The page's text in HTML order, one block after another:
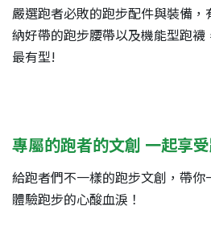
嚴選跑者必敗的跑步配件與裝備
納好帶的跑步腰帶以及機能型跑
最有型!
專屬的跑者的文創 一起享
給跑者們不一樣的跑步文創，帶
體驗跑步的心酸血淚！